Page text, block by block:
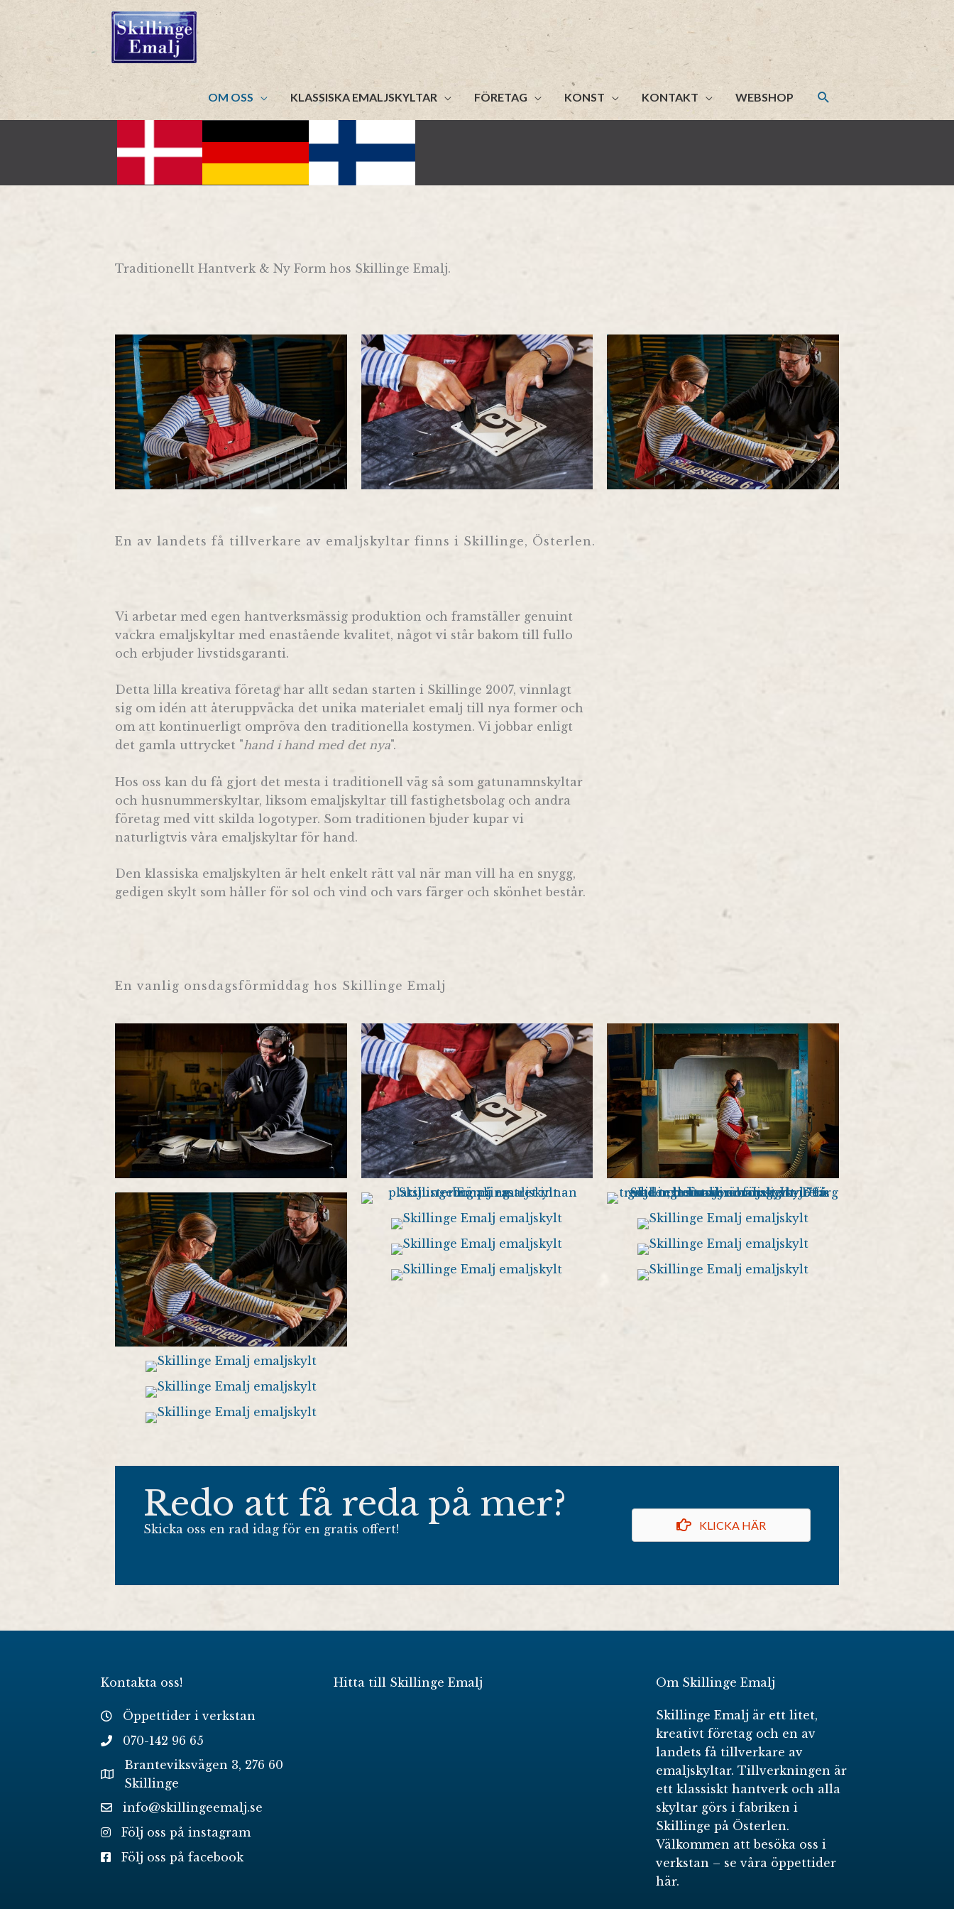
OM OSS KLASSISKA EMALJSKYLTAR FÖRETAG KONST KONTAKT WEBSHOP
Traditionellt Hantverk & Ny Form hos Skillinge Emalj.
En av landets få tillverkare av emaljskyltar finns i Skillinge, Österlen.
Vi arbetar med egen hantverksmässig produktion och framställer genuint
vackra emaljskyltar med enastående kvalitet, något vi står bakom till fullo
och erbjuder livstidsgaranti.
Detta lilla kreativa företag har allt sedan starten i Skillinge 2007, vinnlagt
sig om idén att återuppväcka det unika materialet emalj till nya former och
om att kontinuerligt ompröva den traditionella kostymen. Vi jobbar enligt
det gamla uttrycket "hand i hand med det nya".
Hos oss kan du få gjort det mesta i traditionell väg så som gatunamnskyltar
och husnummerskyltar, liksom emaljskyltar till fastighetsbolag och andra
företag med vitt skilda logotyper. Som traditionen bjuder kupar vi
naturligtvis våra emaljskyltar för hand.
Den klassiska emaljskylten är helt enkelt rätt val när man vill ha en snygg,
gedigen skylt som håller för sol och vind och vars färger och skönhet består.
En vanlig onsdagsförmiddag hos Skillinge Emalj
Redo att få reda på mer?
Skicka oss en rad idag för en gratis offert! KLICKA HÄR
Kontakta oss!
Öppettider i verkstan
070-142 96 65
Branteviksvägen 3, 276 60
Skillinge
info@skillingeemalj.se
Följ oss på instagram
Följ oss på facebook
Hitta till Skillinge Emalj Om Skillinge Emalj
Skillinge Emalj är ett litet,
kreativt företag och en av
landets få tillverkare av
emaljskyltar. Tillverkningen är
ett klassiskt hantverk och alla
skyltar görs i fabriken i
Skillinge på Österlen.
Välkommen att besöka oss i
verkstan – se våra öppettider
här.